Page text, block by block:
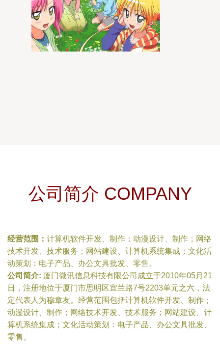
公司简介 COMPANY
经营范围： 计算机软件开发、制作；动漫设计、制作；网络
技术开发、技术服务；网站建设、计算机系统集成；文化活
动策划：电子产品、办公文具批发、零售。
公司简介: 厦门微讯信息科技有限公司成立于2010年05月21
日，注册地位于厦门市思明区宜兰路7号2203单元之六，法
定代表人为穆章友。经营范围包括计算机软件开发、制作；
动漫设计、制作；网络技术开发、技术服务；网站建设、计
算机系统集成；文化活动策划：电子产品、办公文具批发、
零售。